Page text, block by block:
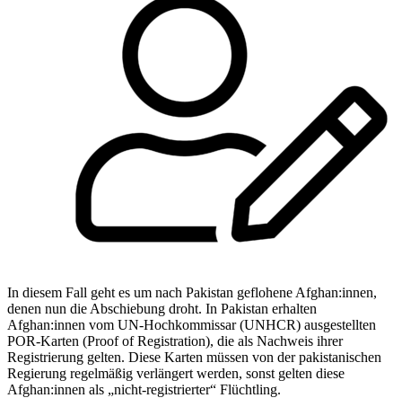
In diesem Fall geht es um nach Pakistan geflohene Afghan:innen,
denen nun die Abschiebung droht. In Pakistan erhalten
Afghan:innen vom UN-Hochkommissar (UNHCR) ausgestellten
POR-Karten (Proof of Registration), die als Nachweis ihrer
Registrierung gelten. Diese Karten müssen von der pakistanischen
Regierung regelmäßig verlängert werden, sonst gelten diese
Afghan:innen als „nicht-registrierter“ Flüchtling.